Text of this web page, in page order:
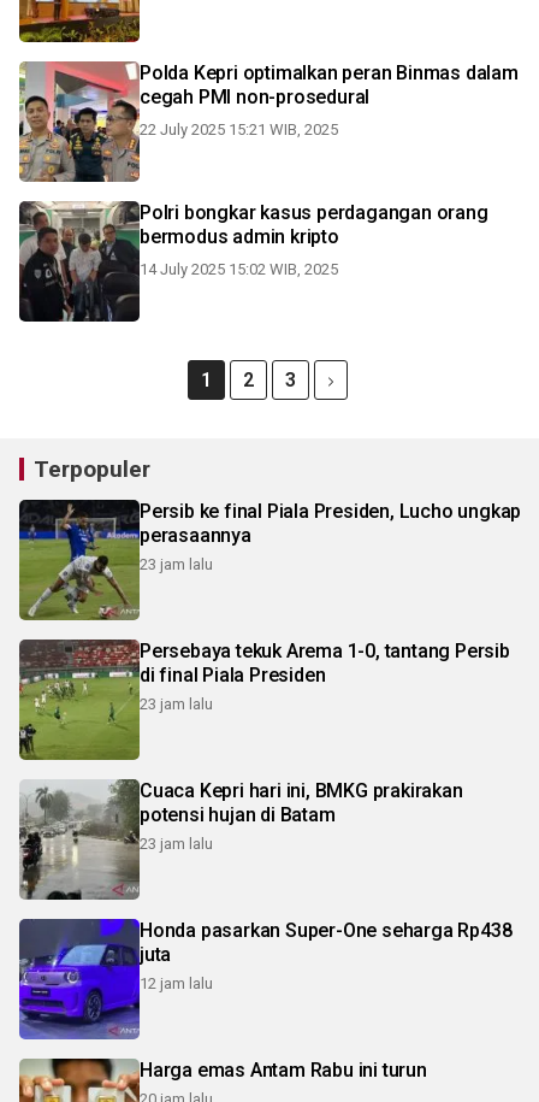
Polda Kepri optimalkan peran Binmas dalam
cegah PMI non-prosedural
22 July 2025 15:21 WIB, 2025
Polri bongkar kasus perdagangan orang
bermodus admin kripto
14 July 2025 15:02 WIB, 2025
1 2 3
Terpopuler
Persib ke final Piala Presiden, Lucho ungkap
perasaannya
23 jam lalu
Persebaya tekuk Arema 1-0, tantang Persib
di final Piala Presiden
23 jam lalu
Cuaca Kepri hari ini, BMKG prakirakan
potensi hujan di Batam
23 jam lalu
Honda pasarkan Super-One seharga Rp438
juta
12 jam lalu
Harga emas Antam Rabu ini turun